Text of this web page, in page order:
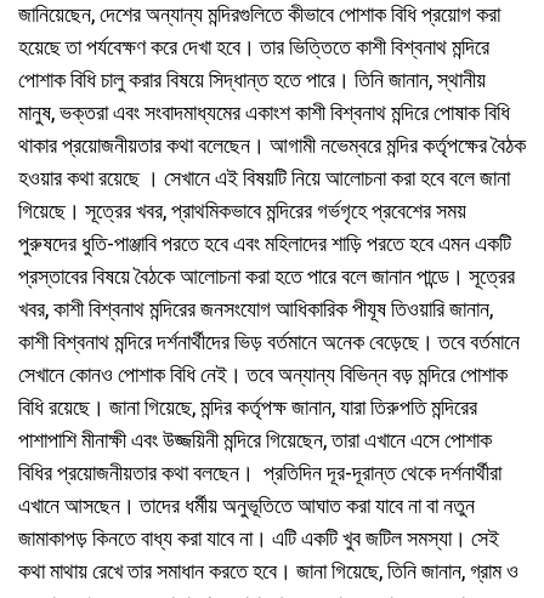
জানিয়েছেন, দেশের অন্যান্য মন্দিরগুলিতে কীভাবে পোশাক বিধি প্রয়োগ করা
হয়েছে তা পর্যবেক্ষণ করে দেখা হবে। তার ভিত্তিতে কাশী বিশ্বনাথ মন্দিরে
পোশাক বিধি চালু করার বিষয়ে সিদ্ধান্ত হতে পারে। তিনি জানান, স্থানীয়
মানুষ, ভক্তরা এবং সংবাদমাধ্যমের একাংশ কাশী বিশ্বনাথ মন্দিরে পোষাক বিধি
থাকার প্রয়োজনীয়তার কথা বলেছেন। আগামী নভেম্বরে মন্দির কর্তৃপক্ষের বৈঠক
হওয়ার কথা রয়েছে । সেখানে এই বিষয়টি নিয়ে আলোচনা করা হবে বলে জানা
গিয়েছে। সূত্রের খবর, প্রাথমিকভাবে মন্দিরের গর্ভগৃহে প্রবেশের সময়
পুরুষদের ধুতি-পাঞ্জাবি পরতে হবে এবং মহিলাদের শাড়ি পরতে হবে এমন একটি
প্রস্তাবের বিষয়ে বৈঠকে আলোচনা করা হতে পারে বলে জানান পান্ডে। সূত্রের
খবর, কাশী বিশ্বনাথ মন্দিরের জনসংযোগ আধিকারিক পীযূষ তিওয়ারি জানান,
কাশী বিশ্বনাথ মন্দিরে দর্শনার্থীদের ভিড় বর্তমানে অনেক বেড়েছে। তবে বর্তমানে
সেখানে কোনও পোশাক বিধি নেই। তবে অন্যান্য বিভিন্ন বড় মন্দিরে পোশাক
বিধি রয়েছে। জানা গিয়েছে, মন্দির কর্তৃপক্ষ জানান, যারা তিরুপতি মন্দিরের
পাশাপাশি মীনাক্ষী এবং উজ্জয়িনী মন্দিরে গিয়েছেন, তারা এখানে এসে পোশাক
বিধির প্রয়োজনীয়তার কথা বলছেন। প্রতিদিন দূর-দূরান্ত থেকে দর্শনার্থীরা
এখানে আসছেন। তাদের ধর্মীয় অনুভূতিতে আঘাত করা যাবে না বা নতুন
জামাকাপড় কিনতে বাধ্য করা যাবে না। এটি একটি খুব জটিল সমস্যা। সেই
কথা মাথায় রেখে তার সমাধান করতে হবে। জানা গিয়েছে, তিনি জানান, গ্রাম ও